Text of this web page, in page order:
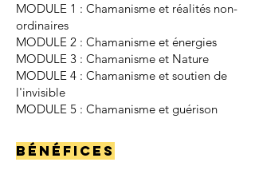
MODULE 1 : Chamanisme et réalités non-
ordinaires
MODULE 2 : Chamanisme et énergies
MODULE 3 : Chamanisme et Nature
MODULE 4 : Chamanisme et soutien de
l'invisible
MODULE 5 : Chamanisme et guérison
Bénéfices